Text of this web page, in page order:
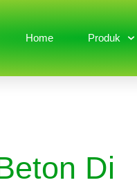
Home Produk
Di